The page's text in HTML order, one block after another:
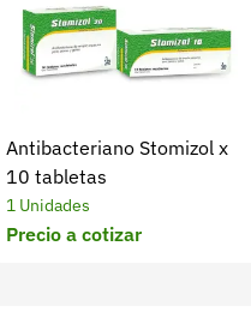
Antibacteriano Stomizol x
10 tabletas
1 Unidades
Precio a cotizar